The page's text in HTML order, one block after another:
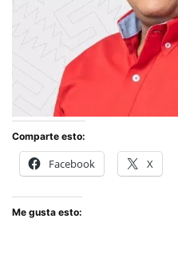
Comparte esto:
Facebook X
Me gusta esto: